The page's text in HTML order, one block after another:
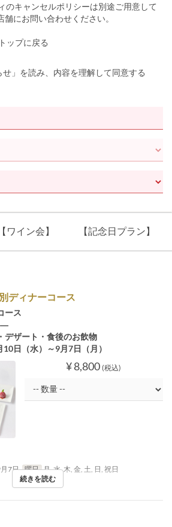
のキャンセルポリシーは別途ご用意して
にお問い合わせください。
ップに戻る
せ」を読み、内容を理解して同意する
【ワイン会】 【記念日プラン】
ディナーコース
ース
―
デザート・食後のお飲物
10日（水）～9月7日（月）
¥ 8,800 (税込)
7日 曜日 月, 水, 木, 金, 土, 日, 祝日
続きを読む